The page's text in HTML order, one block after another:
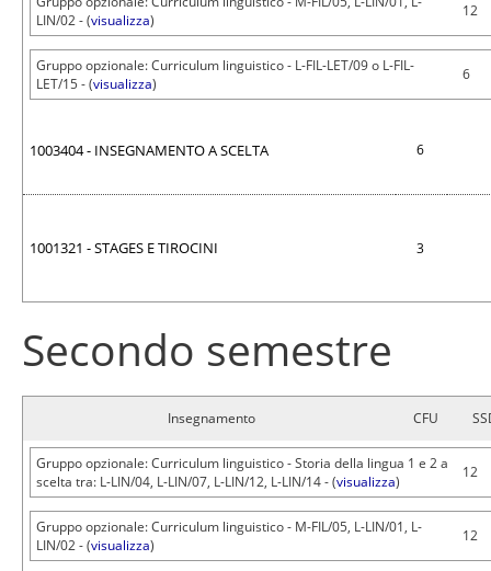
LIN/02 - (visualizza)
12
Gruppo opzionale: Curriculum linguistico - L-FIL-LET/09 o L-FIL-
LET/15 - (visualizza)
6
1003404 - INSEGNAMENTO A SCELTA 6
1001321 - STAGES E TIROCINI 3
Secondo semestre
Insegnamento CFU
Gruppo opzionale: Curriculum linguistico - Storia della lingua 1 e 2 a
scelta tra: L-LIN/04, L-LIN/07, L-LIN/12, L-LIN/14 - (visualizza)
12
Gruppo opzionale: Curriculum linguistico - M-FIL/05, L-LIN/01, L-
LIN/02 - (visualizza)
12